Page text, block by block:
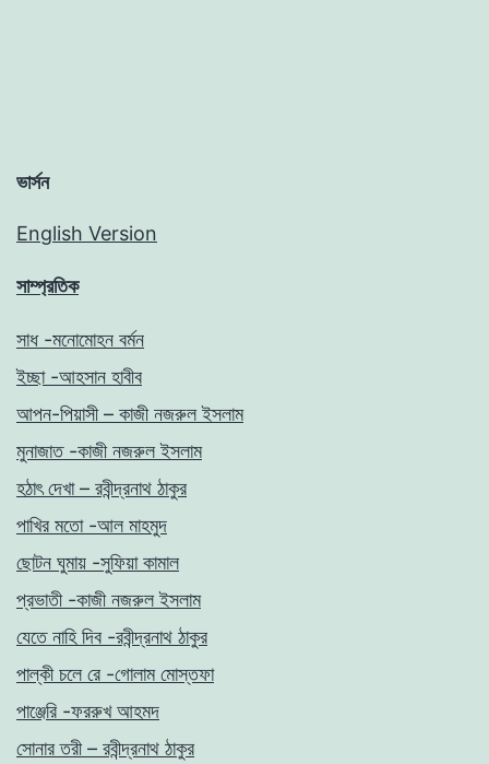
ভার্সন
English Version
সাম্প্রতিক
সাধ -মনোমোহন বর্মন
ইচ্ছা -আহসান হাবীব
আপন-পিয়াসী – কাজী নজরুল ইসলাম
মুনাজাত -কাজী নজরুল ইসলাম
হঠাৎ দেখা – রবীন্দ্রনাথ ঠাকুর
পাখির মতো -আল মাহমুদ
ছোটন ঘুমায় -সুফিয়া কামাল
প্রভাতী -কাজী নজরুল ইসলাম
যেতে নাহি দিব -রবীন্দ্রনাথ ঠাকুর
পাল্কী চলে রে -গোলাম মোস্তফা
পাঞ্জেরি -ফররুখ আহমদ
সোনার তরী – রবীন্দ্রনাথ ঠাকুর